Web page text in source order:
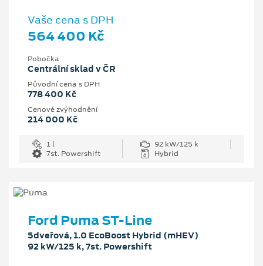
Vaše cena s DPH
564 400 Kč
Pobočka
Centrální sklad v ČR
Původní cena s DPH
778 400 Kč
Cenové zvýhodnění
214 000 Kč
1 l
92 kW/125 k
7st. Powershift
Hybrid
Ford Puma ST-Line
5dveřová, 1.0 EcoBoost Hybrid (mHEV)
92 kW/125 k, 7st. Powershift